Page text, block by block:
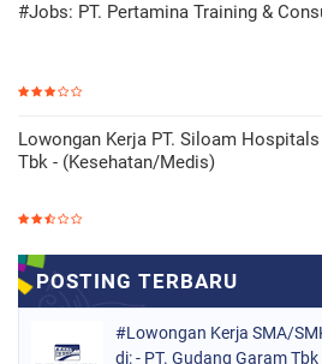
#Jobs: PT. Pertamina Training &
Lowongan Kerja PT. Siloam
Tbk - (Kesehatan/Medis)
#Lowongan Kerja SMA/
di: - PT. Gudang Garam Tbk